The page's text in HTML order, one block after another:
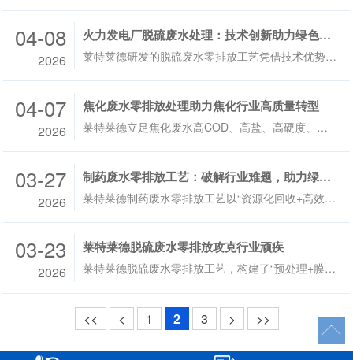
04-08
2026
火力发电厂脱硫废水处理：技术创新助力绿色低碳发展
莱特莱德研发的脱硫废水零排放工艺凭借技术优势，成为火电厂的优选方案。该工艺整合了Wastout® 微波高效反应系统与R-MF预处理技术、Neterfo® 极限分离
04-07
2026
焦化废水零排放处理助力焦化行业高质量转型
莱特莱德立足焦化废水高COD、高盐、高硬度、低生化性的特性，摒弃传统单一处理工艺的弊端，构建“预处理+深度处理+蒸发结晶”全流程零排放体系，兼顾处理效
03-27
2026
制药废水零排放工艺：破解行业难题，助力绿色发展
莱特莱德制药废水零排放工艺以“资源化回收+高效处理”为核心，精准破解了高浓度污染物协同污染下系统稳定运行与脱盐效率的核心难题，构建了一套集成化、
03-23
2026
莱特莱德脱硫废水零排放攻克行业顽疾
莱特莱德脱硫废水零排放工艺，构建了“预处理+膜法浓缩+蒸发结晶”的闭环处理链条，核心搭载Wastout® 微波高效反应系统、Neterfo® 极限分离系统、MVR蒸
<< < 1 2 3 > >>